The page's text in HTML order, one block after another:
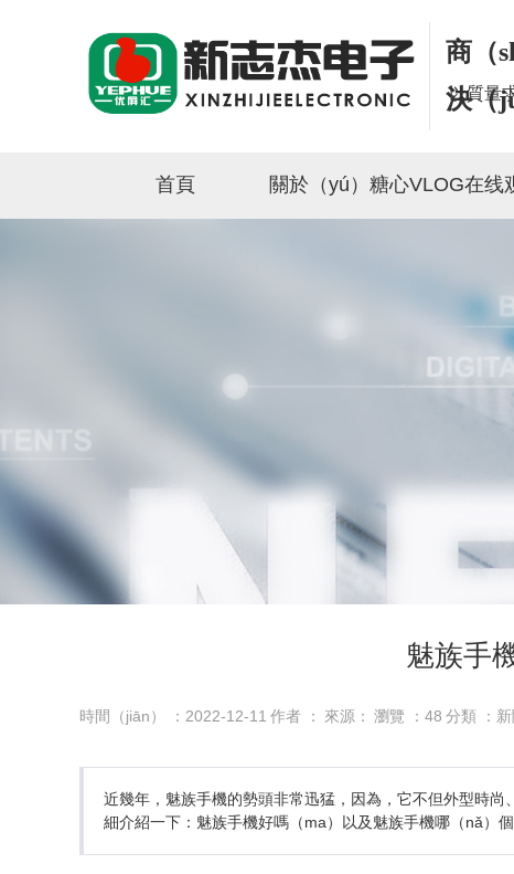
商（
決（
以質量
首頁 關於（yú）糖心VLOG在线
魅族手
時間（jiān） ：2022-12-11 作者 ： 來源： 瀏覽 ： 48 分類 ：
近幾年，魅族手機的勢頭非常迅猛，因為，它不但外型時
細介紹一下：魅族手機好嗎（ma）以及魅族手機哪（nǎ）